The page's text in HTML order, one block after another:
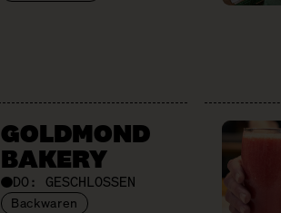
GOLDMOND
BAKERY
DO: GESCHLOSSEN
Backwaren